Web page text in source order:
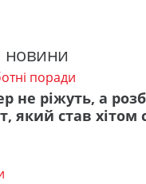
новини
поради
не ріжуть, а
який став